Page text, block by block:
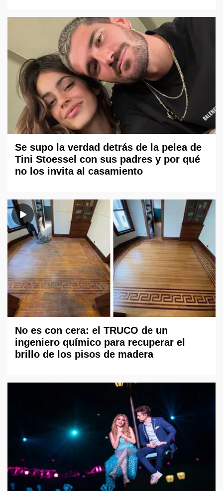
Se supo la verdad detrás de la pelea de
Tini Stoessel con sus padres y por qué
no los invita al casamiento
No es con cera: el TRUCO de un
ingeniero químico para recuperar el
brillo de los pisos de madera